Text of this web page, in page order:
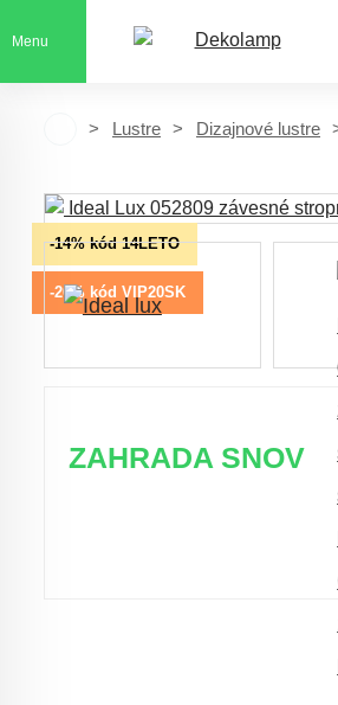
Menu
Lustre Dizajnové lustre
-14% kód 14LETO
-20% kód VIP20SK
ZAHRADA SNOV